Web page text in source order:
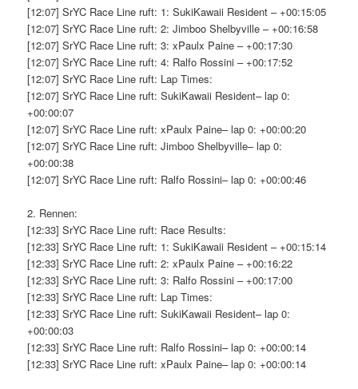
[12:07] SrYC Race Line ruft: 1: SukiKawaii Resident – +00:15:05
[12:07] SrYC Race Line ruft: 2: Jimboo Shelbyville – +00:16:58
[12:07] SrYC Race Line ruft: 3: xPaulx Paine – +00:17:30
[12:07] SrYC Race Line ruft: 4: Ralfo Rossini – +00:17:52
[12:07] SrYC Race Line ruft: Lap Times:
[12:07] SrYC Race Line ruft: SukiKawaii Resident– lap 0:
+00:00:07
[12:07] SrYC Race Line ruft: xPaulx Paine– lap 0: +00:00:20
[12:07] SrYC Race Line ruft: Jimboo Shelbyville– lap 0:
+00:00:38
[12:07] SrYC Race Line ruft: Ralfo Rossini– lap 0: +00:00:46
2. Rennen:
[12:33] SrYC Race Line ruft: Race Results:
[12:33] SrYC Race Line ruft: 1: SukiKawaii Resident – +00:15:14
[12:33] SrYC Race Line ruft: 2: xPaulx Paine – +00:16:22
[12:33] SrYC Race Line ruft: 3: Ralfo Rossini – +00:17:00
[12:33] SrYC Race Line ruft: Lap Times:
[12:33] SrYC Race Line ruft: SukiKawaii Resident– lap 0:
+00:00:03
[12:33] SrYC Race Line ruft: Ralfo Rossini– lap 0: +00:00:14
[12:33] SrYC Race Line ruft: xPaulx Paine– lap 0: +00:00:14